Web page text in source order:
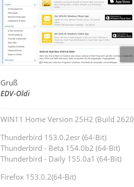
Gruß
EDV-Oldi
WIN11 Home Version 25H2 (Build
Thunderbird 153.0.2esr (64-Bit)
Thunderbird - Beta 154.0b2 (64-Bit)
Thunderbird - Daily 155.0a1 (64-Bit)
Firefox 153.0.2(64-Bit)